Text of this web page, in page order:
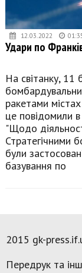
12.03.2022
Удари по
На світанку, 11
ракетами
це повідомили
"Щодо
були
базування по
2015 gk-
Передрук та